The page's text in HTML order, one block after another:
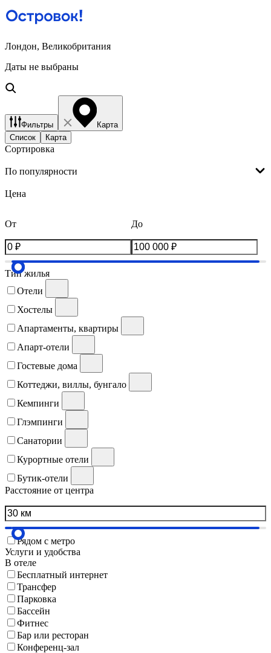
Лондон, Великобритания
Даты не выбраны
Фильтры
Карта
Список
Карта
Сортировка
По популярности
Цена
От До
Тип жилья
Отели
Хостелы
Апартаменты, квартиры
Апарт-отели
Гостевые дома
Коттеджи, виллы, бунгало
Кемпинги
Глэмпинги
Санатории
Курортные отели
Бутик-отели
Расстояние от центра
Рядом с метро
Услуги и удобства
В отеле
Бесплатный интернет
Трансфер
Парковка
Бассейн
Фитнес
Бар или ресторан
Конференц-зал